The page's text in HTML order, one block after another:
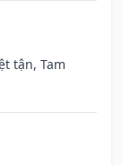
tận, Tam